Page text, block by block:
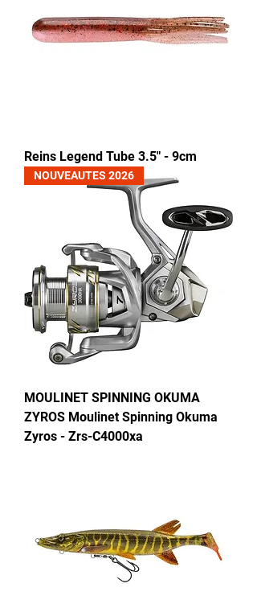
Reins Legend Tube 3.5" - 9cm
NOUVEAUTES 2026
MOULINET SPINNING OKUMA
ZYROS Moulinet Spinning Okuma
Zyros - Zrs-C4000xa